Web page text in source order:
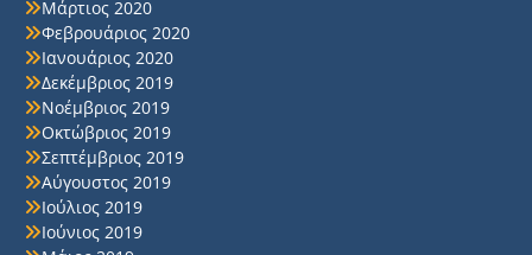
Μάρτιος 2020
Φεβρουάριος 2020
Ιανουάριος 2020
Δεκέμβριος 2019
Νοέμβριος 2019
Οκτώβριος 2019
Σεπτέμβριος 2019
Αύγουστος 2019
Ιούλιος 2019
Ιούνιος 2019